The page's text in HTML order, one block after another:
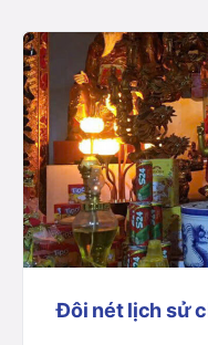
Đôi nét lịch sử